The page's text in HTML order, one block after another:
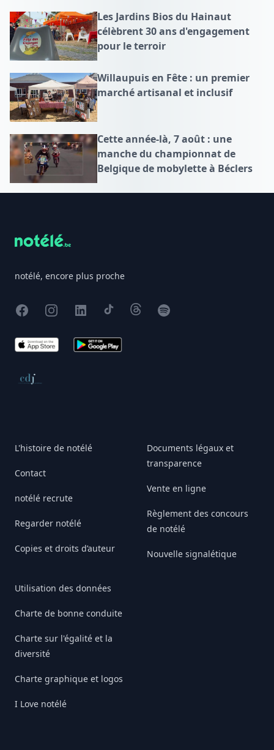
Les Jardins Bios du Hainaut
célèbrent 30 ans d'engagement
pour le terroir
Willaupuis en Fête : un premier
marché artisanal et inclusif
Cette année-là, 7 août : une
manche du championnat de
Belgique de mobylette à Béclers
notélé, encore plus proche
FacebookInstagram
X TikTokThreadsSpotify
App Store Google Play
Conseil de déontologie journalistique
L'histoire de notélé
Contact
notélé recrute
Regarder notélé
Copies et droits d’auteur
Utilisation des données
Charte de bonne conduite
Charte sur l'égalité et la
diversité
Charte graphique et logos
I Love notélé
Documents légaux et
transparence
Vente en ligne
Règlement des concours
de notélé
Nouvelle signalétique